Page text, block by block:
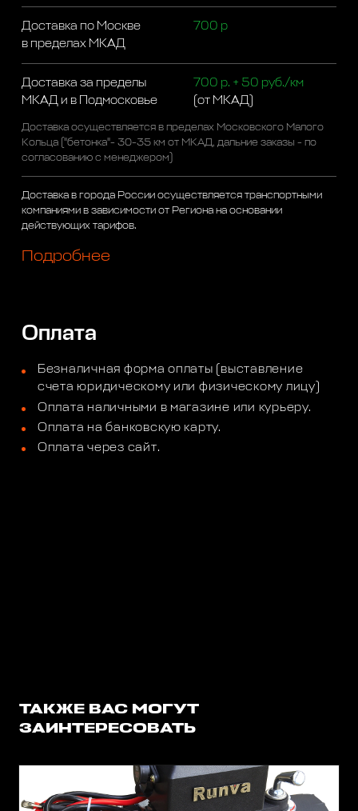
Доставка по Москве
в пределах МКАД
700 р
Доставка за пределы
МКАД и в Подмосковье
700 р. + 50 руб./км
(от МКАД)
Доставка осуществляется в пределах Московского Малого
Кольца ("бетонка"- 30-35 км от МКАД, дальние заказы - по
согласованию с менеджером)
Доставка в города России осуществляется транспортными
компаниями в зависимости от Региона на основании
действующих тарифов.
Подробнее
Оплата
Безналичная форма оплаты (выставление
счета юридическому или физическому лицу)
Оплата наличными в магазине или курьеру.
Оплата на банковскую карту.
Оплата через сайт.
ТАКЖЕ ВАС МОГУТ
ЗАИНТЕРЕСОВАТЬ